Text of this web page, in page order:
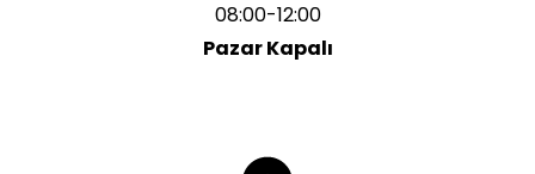
08:00-12:00
Pazar Kapalı